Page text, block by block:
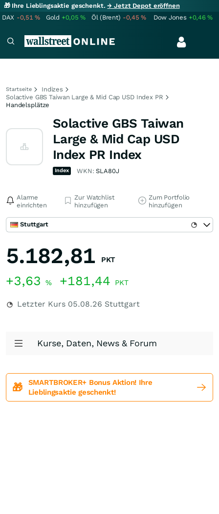
🎁 Ihre Lieblingsaktie geschenkt.→ Jetzt Depot eröffnen
DAX -0,51% Gold +0,05% Öl (Brent) -0,45% Dow Jones +0,46%
Startseite
Indizes
Solactive GBS Taiwan Large & Mid Cap USD Index PR
Handelsplätze
Solactive GBS Taiwan
Large & Mid Cap USD
Index PR Index
Index WKN:SLA80J
Alarme
einrichten
Zur Watchlist
hinzufügen
Zum Portfolio
hinzufügen
Stuttgart
5.182,81 PKT
+3,63 % +181,44 PKT
Letzter Kurs 05.08.26 Stuttgart
Kurse, Daten, News & Forum
🎁
SMARTBROKER+ Bonus Aktion! Ihre
Lieblingsaktie geschenkt!